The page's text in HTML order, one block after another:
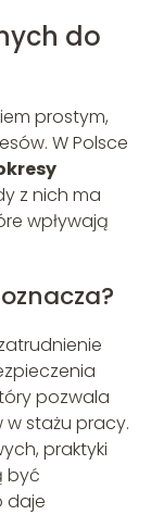
do
prostym,
W Polsce
z nich ma
wpływają
pozwala
w stażu pracy.
praktyki
być
daje